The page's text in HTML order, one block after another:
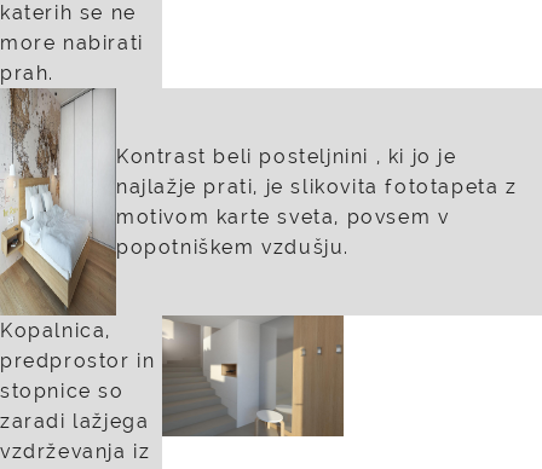
katerih se ne
more nabirati
prah.
Kontrast beli posteljnini , ki jo je
najlažje prati, je slikovita fototapeta z
motivom karte sveta, povsem v
popotniškem vzdušju.
Kopalnica,
predprostor in
stopnice so
zaradi lažjega
vzdrževanja iz